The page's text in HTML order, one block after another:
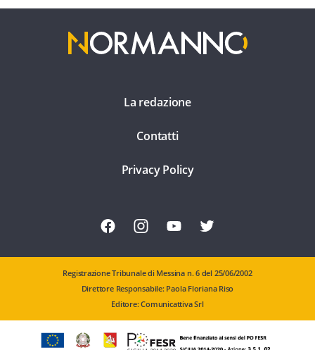
La redazione
Contatti
Privacy Policy
Registrazione Tribunale di Messina n. 6 del 25/06/2002
Direttore Responsabile: Paola Floriana Riso
Editore: Comunicattiva Srl